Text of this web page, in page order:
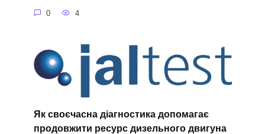
0 4
Як своєчасна діагностика допомагає
продовжити ресурс дизельного двигуна